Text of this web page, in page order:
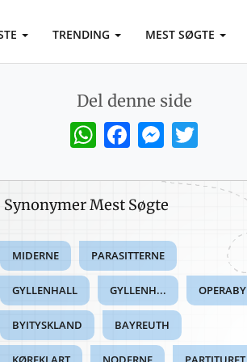
TRENDING MEST SØGTE
Del denne side
WhatsAppFacebookMessenger
Synonymer Mest Søgte
MIDERNE PARASITTERNE
GYLLENHALL GYLLENH... OPERABY
BYITYSKLAND BAYREUTH